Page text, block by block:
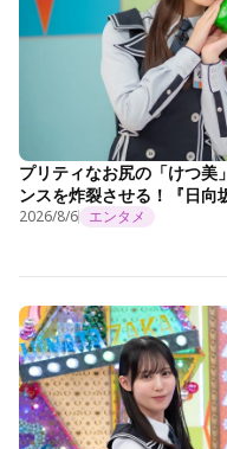
プリティなお尻の「けつ美
ンスを炸裂させる！『日向
2026/8/6 エンタメ